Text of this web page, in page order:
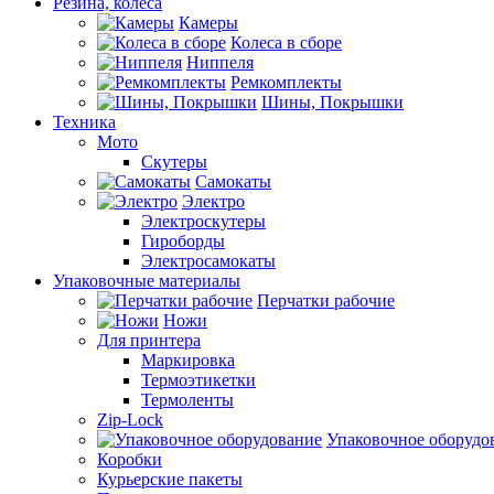
Камеры
Колеса в сборе
Ниппеля
Ремкомплекты
Шины, Покрышки
Техника
Мото
Скутеры
Самокаты
Электро
Электроскутеры
Гироборды
Электросамокаты
Упаковочные материалы
Перчатки рабочие
Ножи
Для принтера
Маркировка
Термоэтикетки
Термоленты
Zip-Lock
Упаковочное
Коробки
Курьерские пакеты